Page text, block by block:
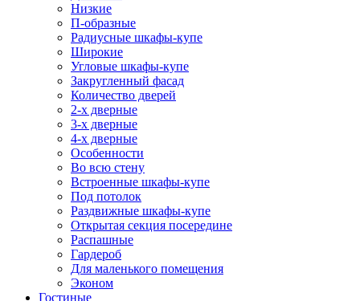
Низкие
П-образные
Радиусные шкафы-купе
Широкие
Угловые шкафы-купе
Закругленный фасад
Количество дверей
2-х дверные
3-х дверные
4-х дверные
Особенности
Во всю стену
Встроенные шкафы-купе
Под потолок
Раздвижные шкафы-купе
Открытая секция посередине
Распашные
Гардероб
Для маленького помещения
Эконом
Гостиные